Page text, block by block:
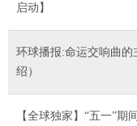
启动】
环球播报:命运交响曲
绍）
【全球独家】“五一”期